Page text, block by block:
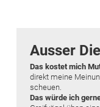
Ausser
Das kostet mich
direkt meine
scheuen.
Das würde ich